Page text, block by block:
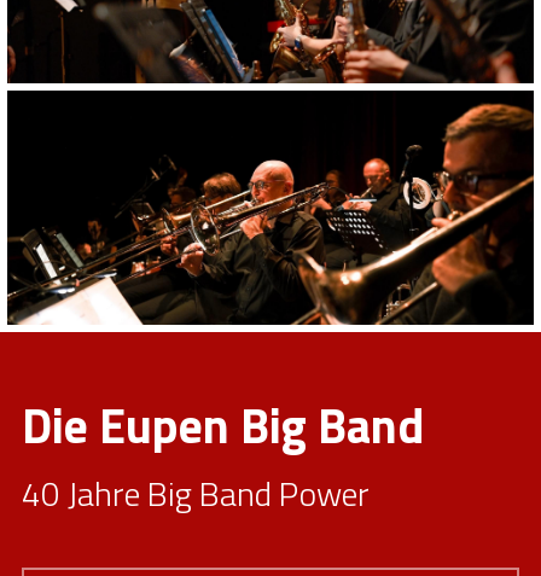
Die Eupen Big Band
40 Jahre Big Band Power